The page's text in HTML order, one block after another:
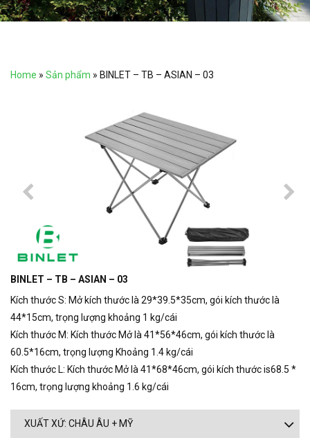
Home » Sản phẩm » BINLET – TB – ASIAN – 03
BINLET – TB – ASIAN – 03
Kích thước S: Mở kích thước là 29*39.5*35cm, gói kích thước là
44*15cm, trọng lượng khoảng 1 kg/cái
Kích thước M: Kích thước Mở là 41*56*46cm, gói kích thước là
60.5*16cm, trọng lượng Khoảng 1.4 kg/cái
Kích thước L: Kích thước Mở là 41*68*46cm, gói kích thước is68.5 *
16cm, trọng lượng khoảng 1.6 kg/cái
XUẤT XỨ: CHÂU ÂU + MỸ